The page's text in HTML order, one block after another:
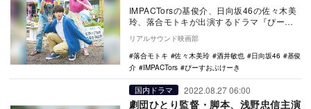
IMPACTorsの基俊介、日向坂46の佐々木美
玲、落合モトキが出演するドラマ『ぴーす
おぶけーき』が、10月25日より日本テレ
ビ…
リアルサウンド映画部
落合モトキ
佐々木美玲 酒井敏也 日向坂46
基俊
介
IMPACTors ぴーすおぶけーき
国内ドラマ 2022.08.27 06:00
劇団ひとり監督・脚本、浅野忠信主演